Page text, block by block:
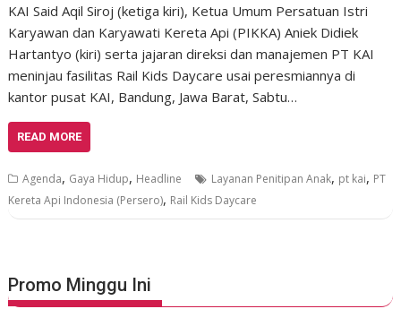
KAI Said Aqil Siroj (ketiga kiri), Ketua Umum Persatuan Istri
Karyawan dan Karyawati Kereta Api (PIKKA) Aniek Didiek
Hartantyo (kiri) serta jajaran direksi dan manajemen PT KAI
meninjau fasilitas Rail Kids Daycare usai peresmiannya di
kantor pusat KAI, Bandung, Jawa Barat, Sabtu…
READ MORE
Agenda, Gaya Hidup, Headline Layanan Penitipan Anak, pt kai, PT
Kereta Api Indonesia (Persero), Rail Kids Daycare
Promo Minggu Ini